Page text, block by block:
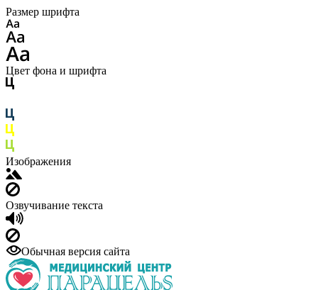
Размер шрифта
Цвет фона и шрифта
Изображения
Озвучивание текста
Обычная версия сайта